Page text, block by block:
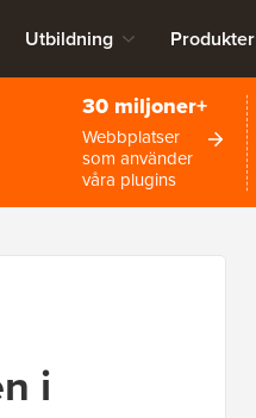
Utbildning Produkter
30 miljoner+
Webbplatser
som använder
våra plugins
i